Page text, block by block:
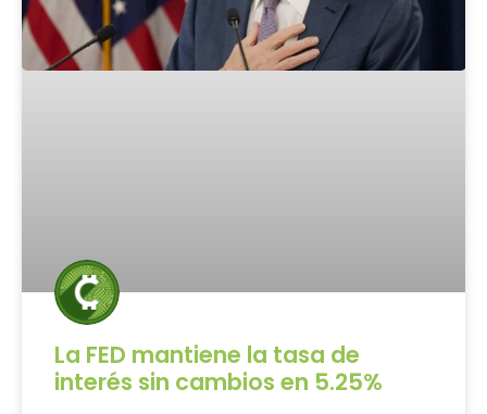
La FED mantiene la tasa de
interés sin cambios en 5.25%